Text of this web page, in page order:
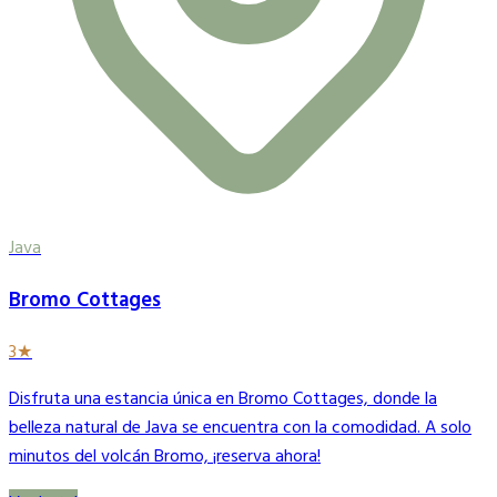
Java
Bromo Cottages
3★
Disfruta una estancia única en Bromo Cottages, donde la
belleza natural de Java se encuentra con la comodidad. A solo
minutos del volcán Bromo, ¡reserva ahora!